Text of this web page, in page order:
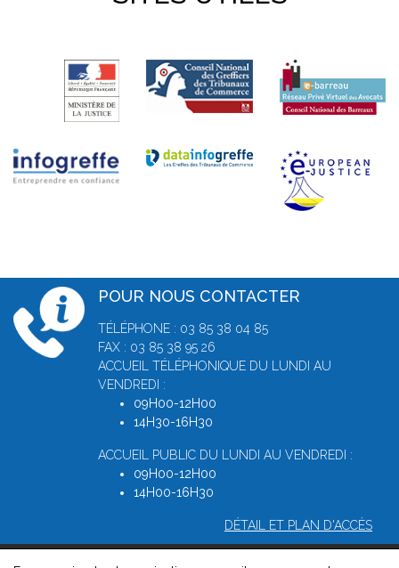
POUR NOUS CONTACTER
TÉLÉPHONE : 03 85 38 04 85
FAX : 03 85 38 95 26
ACCUEIL TÉLÉPHONIQUE DU LUNDI AU
VENDREDI :
09H00-12H00
14H30-16H30
ACCUEIL PUBLIC DU LUNDI AU VENDREDI :
09H00-12H00
14H00-16H30
DÉTAIL ET PLAN D'ACCÈS